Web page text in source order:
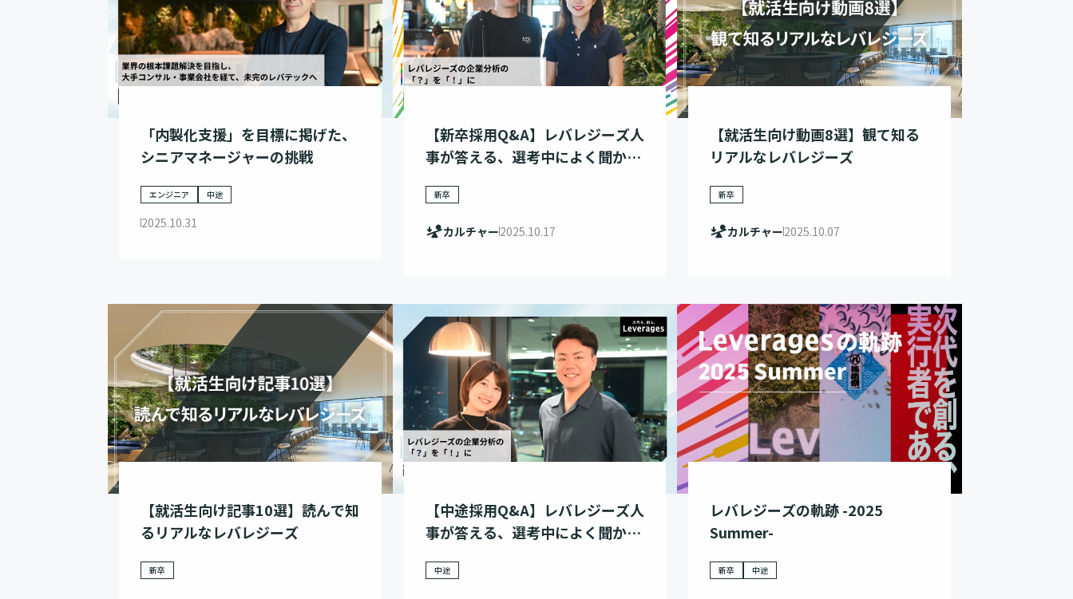
「内製化支援」を目標に掲げた、
シニアマネージャーの挑戦
エンジニア 中途
2025.10.31
【新卒採用Q&A】レバレジーズ人
事が答える、選考中によく聞かれ
新卒
カルチャー2025.10.17
【就活生向け動画8選】観て知る
リアルなレバレジーズ
新卒
カルチャー2025.10.07
【就活生向け記事10選】読んで知
るリアルなレバレジーズ
新卒
【中途採用Q&A】レバレジーズ人
事が答える、選考中によく聞かれ
中途
レバレジーズの軌跡 -2025
Summer-
新卒 中途